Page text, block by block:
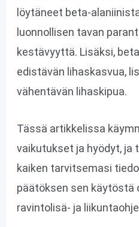
löytäneet beta-
luonnollisen tavan
kestävyyttä. Lisäksi,
edistävän lihaskasvua,
vähentävän lihaskipua.
Tässä artikkelissa
vaikutukset ja hyödyt, ja
kaiken tarvitsemasi
päätöksen sen käytöstä
ravintolisä- ja